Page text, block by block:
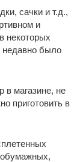
сачки и т.д.,
и
некоторых
недавно было
в магазине, не
приготовить в